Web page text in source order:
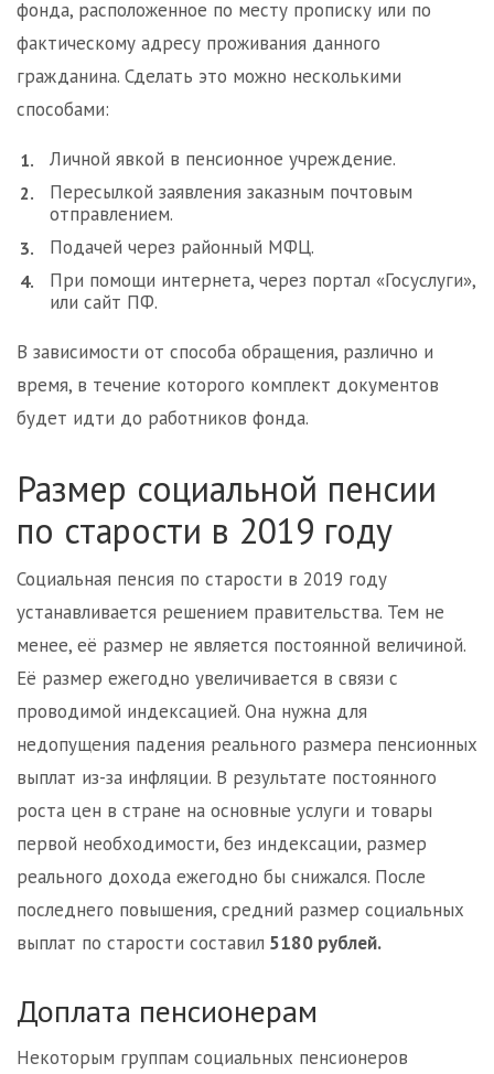
фонда, расположенное по месту прописку или по
фактическому адресу проживания данного
гражданина. Сделать это можно несколькими
способами:
Личной явкой в пенсионное учреждение.
Пересылкой заявления заказным почтовым
отправлением.
Подачей через районный МФЦ.
При помощи интернета, через портал «Госуслуги»,
или сайт ПФ.
В зависимости от способа обращения, различно и
время, в течение которого комплект документов
будет идти до работников фонда.
Размер социальной пенсии
по старости в 2019 году
Социальная пенсия по старости в 2019 году
устанавливается решением правительства. Тем не
менее, её размер не является постоянной величиной.
Её размер ежегодно увеличивается в связи с
проводимой индексацией. Она нужна для
недопущения падения реального размера пенсионных
выплат из-за инфляции. В результате постоянного
роста цен в стране на основные услуги и товары
первой необходимости, без индексации, размер
реального дохода ежегодно бы снижался. После
последнего повышения, средний размер социальных
выплат по старости составил 5180 рублей.
Доплата пенсионерам
Некоторым группам социальных пенсионеров